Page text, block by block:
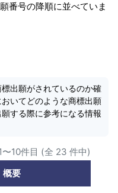
番号の降順に並べていま
出願がされているのか確
いてどのような商標出願
する際に参考になる情報
〜10件目 (全 23 件中)
概要